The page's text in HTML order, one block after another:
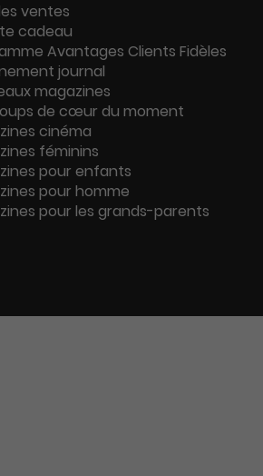
ventes
cadeau
Avantages Clients Fidèles
journal
magazines
de cœur du moment
cinéma
féminins
pour enfants
pour homme
pour les grands-parents